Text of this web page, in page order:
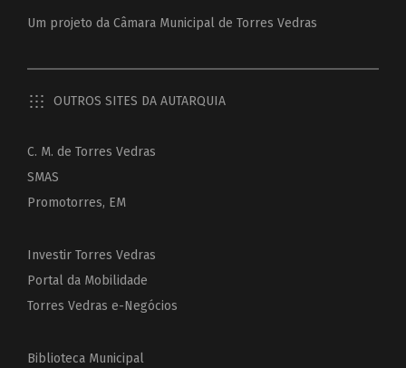
Um projeto da Câmara Municipal de Torres Vedras
OUTROS SITES DA AUTARQUIA
C. M. de Torres Vedras
SMAS
Promotorres, EM
Investir Torres Vedras
Portal da Mobilidade
Torres Vedras e-Negócios
Biblioteca Municipal